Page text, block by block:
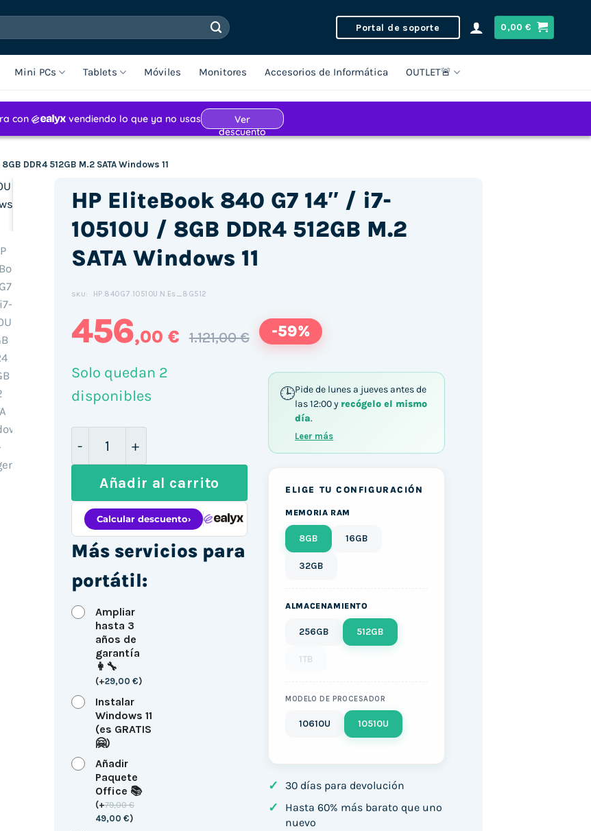
Portal de soporte 0,00€
Mini PCs Tablets Móviles Monitores Accesorios de Informática OUTLET🚨
DDR4 512GB M.2 SATA Windows 11
Haz clic para aceptar cookies de
contenido (Translation error)
HP EliteBook 840 G7 14″ / i7-
10510U / 8GB DDR4 512GB M.2
SATA Windows 11
SKU: HP.840G7.10510U.N.Es_8G512
456,00 € 1.121,00 € -59%
Solo quedan 2
disponibles
HP EliteBook 840 G7 14" / i7-10510U / 8GB DDR4 512GB M.2 SATA Windows 11
Añadir al carrito
Más servicios para
portátil:
Ampliar
hasta 3
años de
garantía
👩‍🔧
(+29,00 €)
Instalar
Windows 11
(es GRATIS
🤗)
Añadir
Paquete
Office 📚
(+79,00€
49,00 €)
Pide de lunes a jueves antes de
las 12:00 y recógelo el mismo
día.
Leer más
ELIGE TU CONFIGURACIÓN
MEMORIA RAM
8GB 16GB
32GB
ALMACENAMIENTO
256GB 512GB
1TB
MODELO DE PROCESADOR
10610U 10510U
✓ 30 días para devolución
✓
Hasta 60% más barato que uno
nuevo